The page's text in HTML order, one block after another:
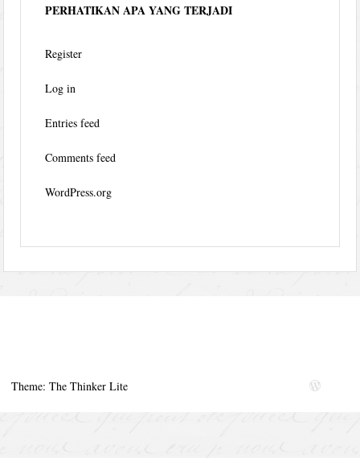
PERHATIKAN APA YANG TERJADI
Register
Log in
Entries feed
Comments feed
WordPress.org
Theme: The Thinker Lite